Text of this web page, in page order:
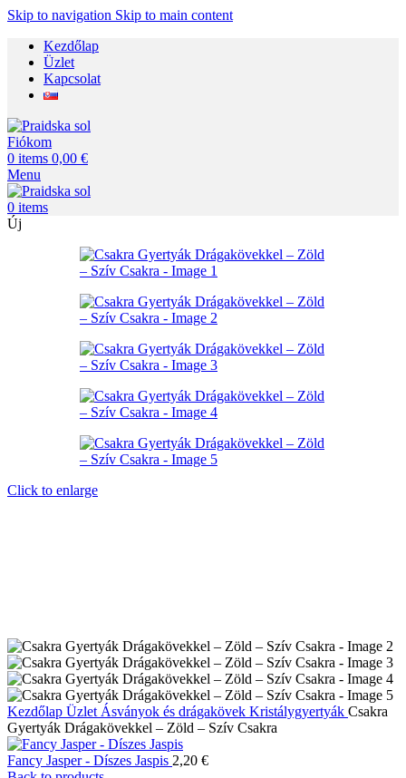
Skip to navigation Skip to main content
Kezdőlap
Üzlet
Kapcsolat
Fiókom
0 items 0,00 €
Menu
0 items
Új
Click to enlarge
Kezdőlap Üzlet Ásványok és drágakövek Kristálygyertyák Csakra
Gyertyák Drágakövekkel – Zöld – Szív Csakra
Fancy Jasper - Díszes Jaspis 2,20 €